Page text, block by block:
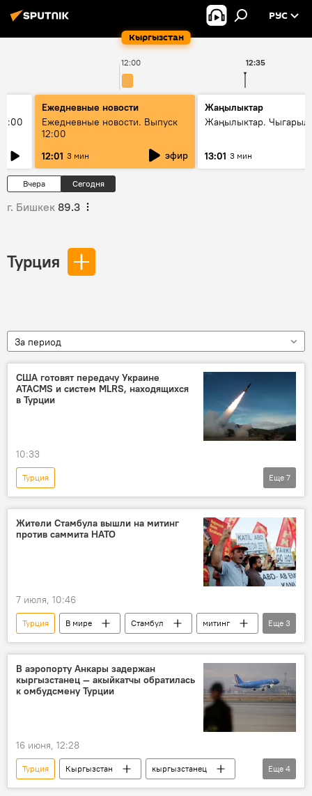
Кыргызстан
РУС
12:00 12:35
Ежедневные новости
Ежедневные новости. Выпуск
12:00
12:01 3 мин эфир
Жаңылыктар
Жаңылыктар.
13:01 3 мин
Вчера Сегодня
г. Бишкек 89.3
Турция
За период
США готовят передачу Украине
ATACMS и систем MLRS, находящихся
в Турции
10:33
Турция
Спецоперация России по защите Донбасса
В мире
США
Украина
оружие
ракеты
Еще 7
Жители Стамбула вышли на митинг
против саммита НАТО
7 июля, 10:46
Турция В мире Стамбул
митинг
акция протеста
НАТО саммит
Еще 3
В аэропорту Анкары задержан
кыргызстанец — акыйкатчы обратилась
к омбудсмену Турции
16 июня, 12:28
Турция Кыргызстан
кыргызстанец
Анкара
задержание
омбудсмен
Еще 4